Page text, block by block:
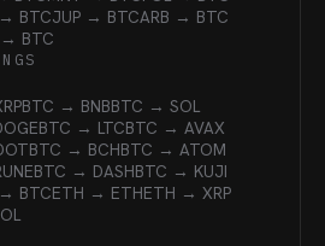
BTCJUP → BTCARB → BTC
→ BTC
BTC → BNBBTC → SOL
BTC → LTCBTC → AVAX
BTC → BCHBTC → ATOM
BTC → DASHBTC → KUJI
BTCETH → ETHETH → XRP